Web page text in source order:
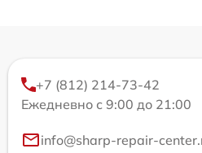
+7 (812) 214-73-42
Ежедневно с 9:00 до 21:00
info@sharp-repair-